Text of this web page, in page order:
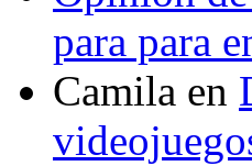
para para
Camila en